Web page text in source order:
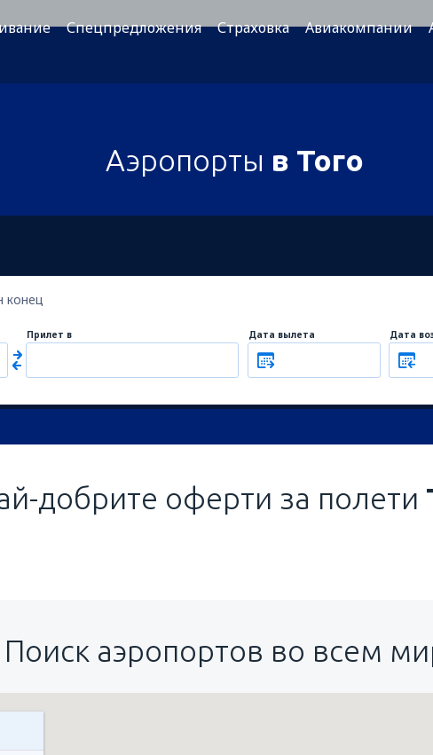
Спецпредложения Страховка Авиакомпании
Аэропорты в Того
конец
Прилет в Дата вылета Дата
добрите оферти за полети
Поиск аэропортов во всем